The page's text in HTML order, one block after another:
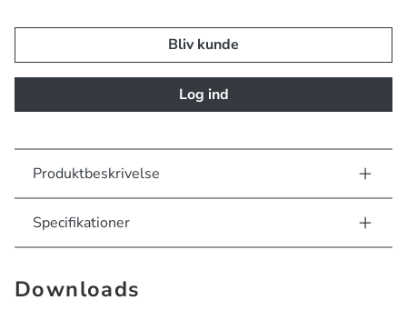
Bliv kunde
Log ind
Produktbeskrivelse
Specifikationer
Downloads